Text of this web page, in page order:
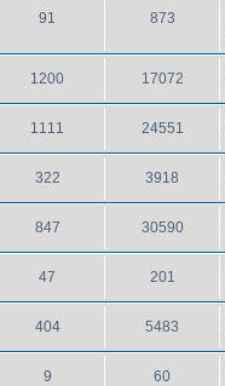
91 873
1200 17072
1111 24551
322 3918
847 30590
47 201
404 5483
9 60